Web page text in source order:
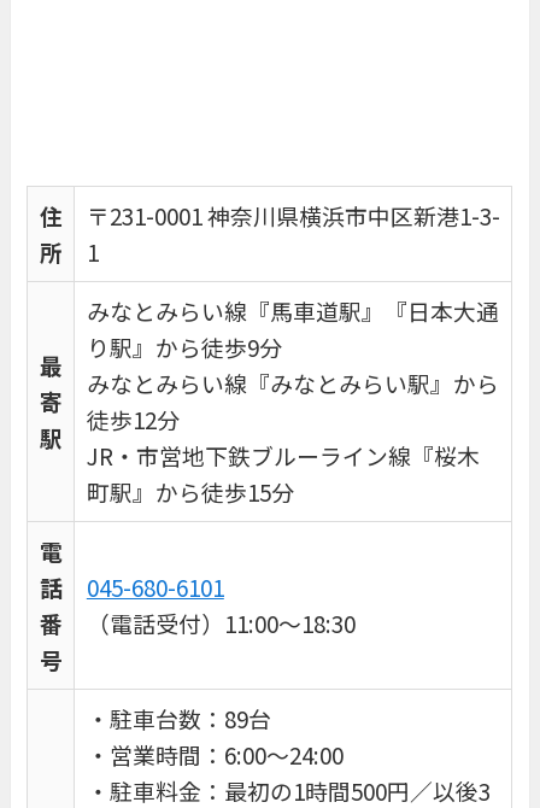
住
所
〒231-0001 神奈川県横浜市中区新港1-3-
1
最
寄
駅
みなとみらい線『馬車道駅』『日本大通
り駅』から徒歩9分
みなとみらい線『みなとみらい駅』から
徒歩12分
JR・市営地下鉄ブルーライン線『桜木
町駅』から徒歩15分
電
話
番
号
045-680-6101
（電話受付）11:00～18:30
・駐車台数：89台
・営業時間：6:00～24:00
・駐車料金：最初の1時間500円／以後3